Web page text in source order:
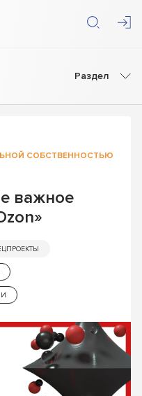
Раздел
СОБСТВЕННОСТЬЮ
важное